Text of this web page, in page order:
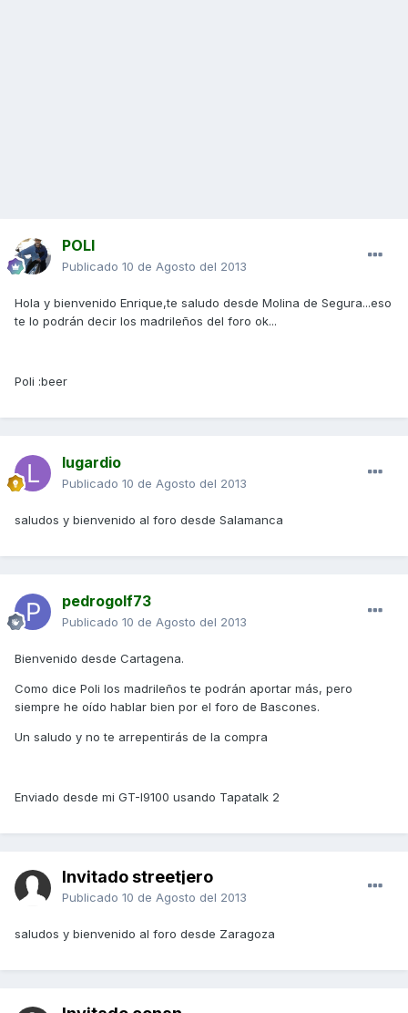
POLI
Publicado 10 de Agosto del 2013
Hola y bienvenido Enrique,te saludo desde Molina de Segura...eso
te lo podrán decir los madrileños del foro ok...
Poli :beer
lugardio
Publicado 10 de Agosto del 2013
saludos y bienvenido al foro desde Salamanca
pedrogolf73
Publicado 10 de Agosto del 2013
Bienvenido desde Cartagena.
Como dice Poli los madrileños te podrán aportar más, pero
siempre he oído hablar bien por el foro de Bascones.
Un saludo y no te arrepentirás de la compra
Enviado desde mi GT-I9100 usando Tapatalk 2
Invitado streetjero
Publicado 10 de Agosto del 2013
saludos y bienvenido al foro desde Zaragoza